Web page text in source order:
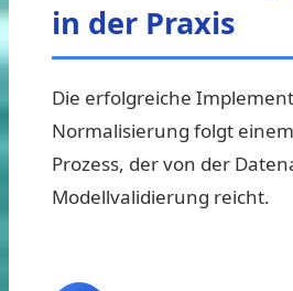
in der Praxis
Die erfolgreiche
Normalisierung folgt
Prozess, der von der
Modellvalidierung reicht.